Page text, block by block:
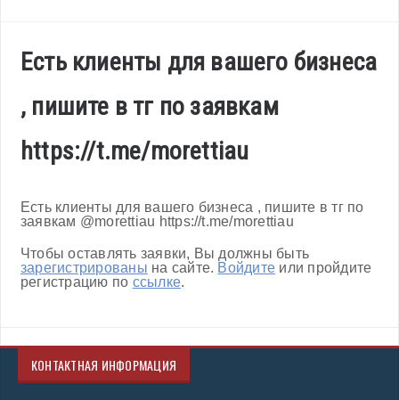
Есть клиенты для вашего бизнеса
, пишите в тг по заявкам
https://t.me/morettiau
Есть клиенты для вашего бизнеса , пишите в тг по
заявкам @morettiau https://t.me/morettiau
Чтобы оставлять заявки, Вы должны быть
зарегистрированы на сайте. Войдите или пройдите
регистрацию по ссылке.
КОНТАКТНАЯ ИНФОРМАЦИЯ